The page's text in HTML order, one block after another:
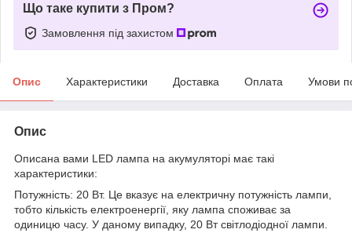
Що таке купити з Пром?
Замовлення під захистом
Опис Характеристики Доставка Оплата Умови
Опис
Описана вами LED лампа на акумуляторі має такі
характеристики:
Потужність: 20 Вт. Це вказує на електричну потужність лампи,
тобто кількість електроенергії, яку лампа споживає за
одиницю часу. У даному випадку, 20 Вт світлодіодної лампи.